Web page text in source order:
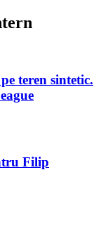
teren sintetic.
Filip